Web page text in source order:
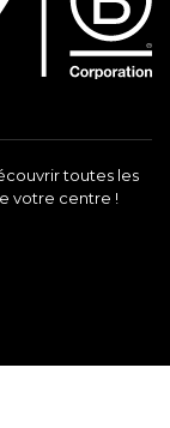
toutes les
votre centre !